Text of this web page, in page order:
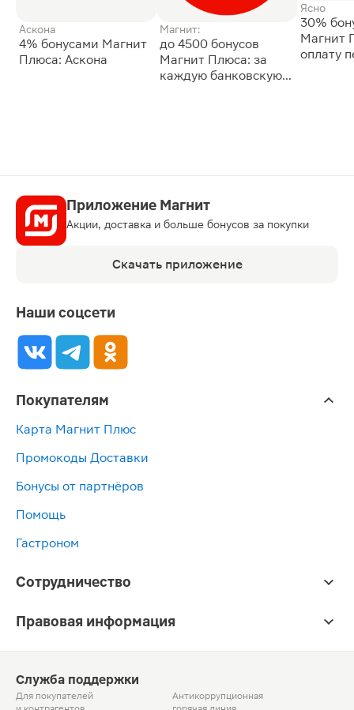
Аскона
4% бонусами Магнит
Плюса: Аскона
Магнит:
до 4500 бонусов
Магнит Плюса: за
каждую банковскую
Ясно
30%
Магнит
оплату
Приложение Магнит
Акции, доставка и больше бонусов за покупки
Скачать приложение
Наши соцсети
Покупателям
Карта Магнит Плюс
Промокоды Доставки
Бонусы от партнёров
Помощь
Гастроном
Сотрудничество
Правовая информация
Служба поддержки
Для покупателей
Антикоррупционная